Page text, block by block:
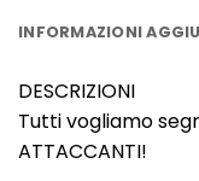
INFORMAZIONI
DESCRIZIONI
Tutti vogliamo
ATTACCANTI!